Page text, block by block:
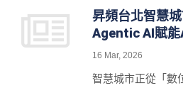
觀眾可透過360度
臨現場般感受粉紅
圍，實現高機動、
工業物聯網解決方
市，展開深度交流
協作力量，共同實
性的治理願景。
昇頻台北智慧
Agentic AI賦
16 Mar, 2026
智慧城市正從「數